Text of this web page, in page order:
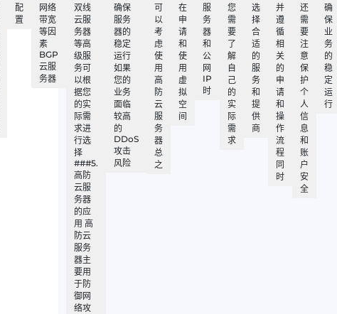
配
置
网络
带宽
等因
素
BGP
云服
务器
双线
云服
务器
等高
级服
务可
以根
据您
的实
际需
求进
行选
择
###5.
高防
云服
务器
的应
用 高
防云
服务
器主
要用
于防
御网
络攻
确保
服务
器的
稳定
运行
如果
您的
业务
面临
较高
的
DDoS
攻击
风险
可
以
考
虑
使
用
高
防
云
服
务
器
总
之
在
申
请
和
使
用
虚
拟
空
间
服
务
器
和
公
网
IP
时
您
需
要
了
解
自
己
的
实
际
需
求
选
择
合
适
的
服
务
和
提
供
商
并
遵
循
相
关
的
申
请
和
操
作
流
程
同
时
还
需
要
注
意
保
护
个
人
信
息
和
账
户
安
全
确
保
业
务
的
稳
定
运
行